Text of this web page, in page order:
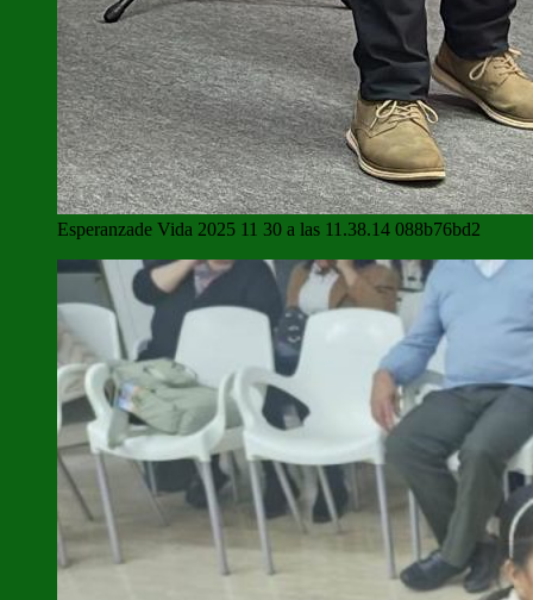
Esperanzade Vida 2025 11 30 a las 11.38.14 088b76bd2